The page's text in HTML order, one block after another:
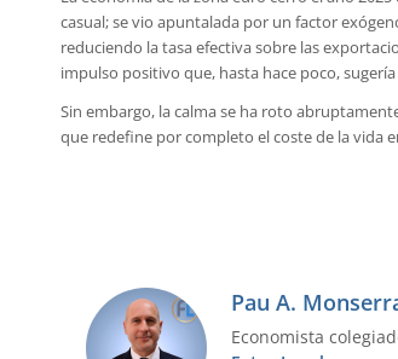
casual; se vio apuntalada por un factor
reduciendo la tasa efectiva sobre las
impulso positivo que, hasta hace poco,
Sin embargo, la calma se ha roto
que redefine por completo el coste de la vida
Pau A.
Economista